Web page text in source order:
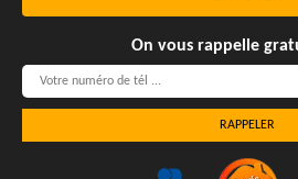
On vous rappelle